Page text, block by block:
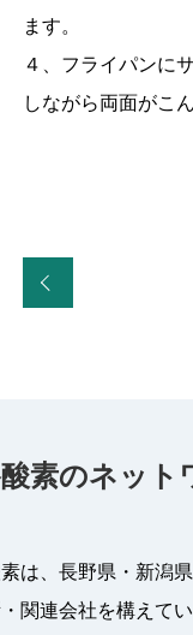
ます。
４、フライパンに
しながら両面がこ
素のネット
は、長野県・新潟
関連会社を構えてい